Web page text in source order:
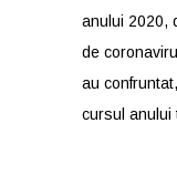
anului 2020,
de
au
cursul